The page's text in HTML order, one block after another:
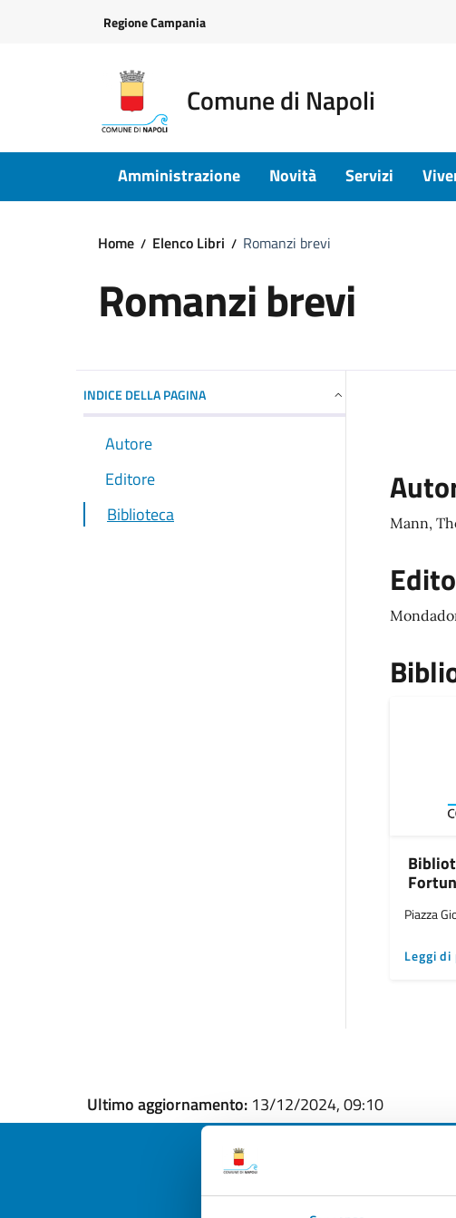
Regione Campania
Comune di Napoli
Amministrazione Novità Servizi
Home Elenco Libri Romanzi brevi
Romanzi brevi
INDICE DELLA PAGINA
Autore
Editore
Biblioteca
Mann,
Piazza
Leggi di
Ultimo aggiornamento: 13/12/2024, 09:10